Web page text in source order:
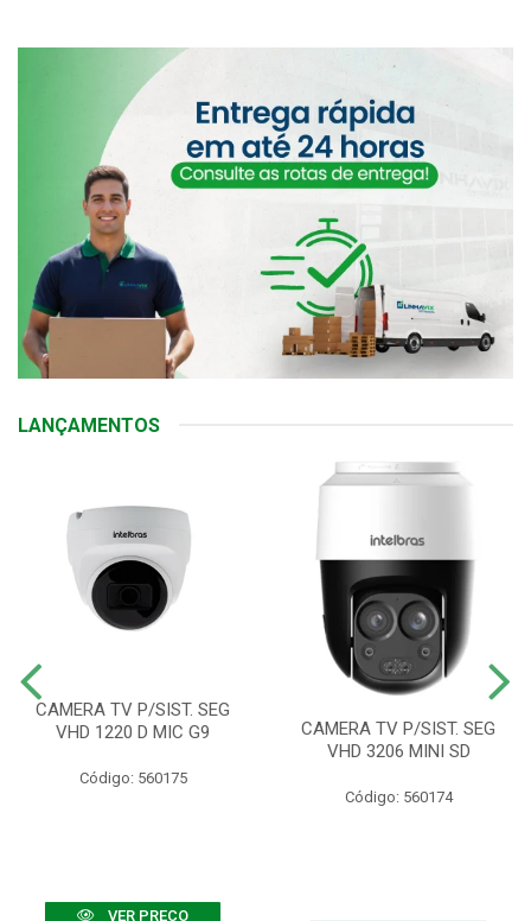
LANÇAMENTOS
CAMERA TV P/SIST. SEG
VHD 1220 D MIC G9
Código: 560175
VER PREÇO
CAMERA TV P/SIST. SEG
VHD 3206 MINI SD
Código: 560174